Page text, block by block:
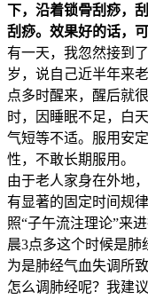
下，沿着锁骨刮痧，
刮痧。效果好的话，
有一天，我忽然接到
岁，说自己近半年来
点多时醒来，醒后就
时，因睡眠不足，白
气短等不适。服用安
性，不敢长期服用。
由于老人家身在外地
有显著的固定时间规
照“子午流注理论”来
晨3点多这个时候是
为是肺经气血失调所
怎么调肺经呢？我建